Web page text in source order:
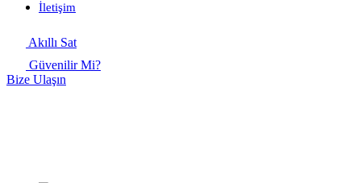
İletişim
Akıllı Sat
Güvenilir Mi?
Bize Ulaşın